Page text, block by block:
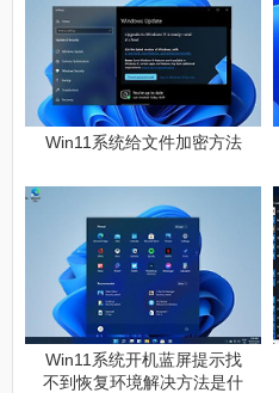
Win11系统给文件加密方法
Win11系统开机蓝屏提示找
不到恢复环境解决方法是什